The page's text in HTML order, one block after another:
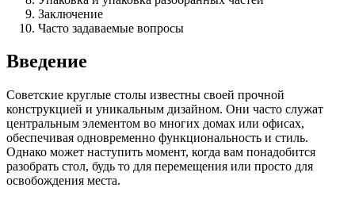
Заключение
Часто задаваемые вопросы
Введение
Советские круглые столы известны своей прочной
конструкцией и уникальным дизайном. Они часто служат
центральным элементом во многих домах или офисах,
обеспечивая одновременно функциональность и стиль.
Однако может наступить момент, когда вам понадобится
разобрать стол, будь то для перемещения или просто для
освобождения места.